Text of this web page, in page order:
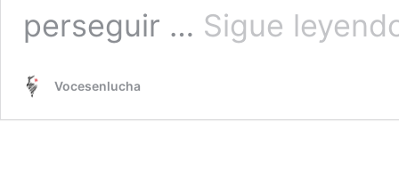
perseguir … Sigue
Vocesenlucha